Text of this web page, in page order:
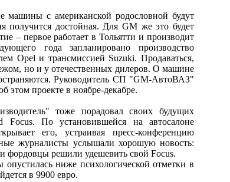
машины с американской родословной будут
получится достойная. Для GM же это будет
– первое работает в Тольятти и производит
года запланировано производство
Opel и трансмиссией Suzuki. Продаваться,
но и у отечественных дилеров. О машине
Руководитель СП "GM-АвтоВАЗ"
этом проекте в ноябре-декабре.
тоже порадовал своих будущих
Focus. По установившейся на автосалоне
его, устраивая пресс-конференцию
журналисты услышали хорошую новость:
фордовцы решили удешевить свой Focus.
ниже психологической отметки в
в 9900 евро.